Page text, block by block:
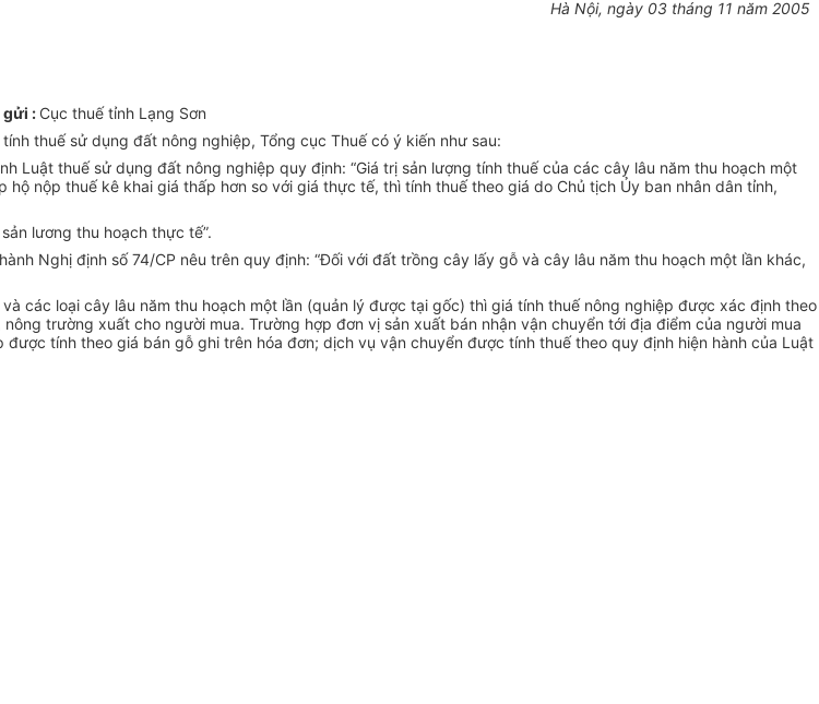
Hà Nội, ngày 03 tháng 11 năm 2005
gửi : Cục thuế tỉnh Lạng Sơn
thuế sử dụng đất nông nghiệp, Tổng cục Thuế có ý kiến như sau:
Luật thuế sử dụng đất nông nghiệp quy định: “Giá trị sản lượng tính thuế của các cây lâu năm thu hoạch một
nộp thuế kê khai giá thấp hơn so với giá thực tế, thì tính thuế theo giá do Chủ tịch Ủy ban nhân dân tỉnh,
lương thu hoạch thực tế”.
Nghị định số 74/CP nêu trên quy định: “Đối với đất trồng cây lấy gỗ và cây lâu năm thu hoạch một lần khác,
các loại cây lâu năm thu hoạch một lần (quản lý được tại gốc) thì giá tính thuế nông nghiệp được xác định theo
trường xuất cho người mua. Trường hợp đơn vị sản xuất bán nhận vận chuyển tới địa điểm của người mua
tính theo giá bán gỗ ghi trên hóa đơn; dịch vụ vận chuyển được tính thuế theo quy định hiện hành của Luật